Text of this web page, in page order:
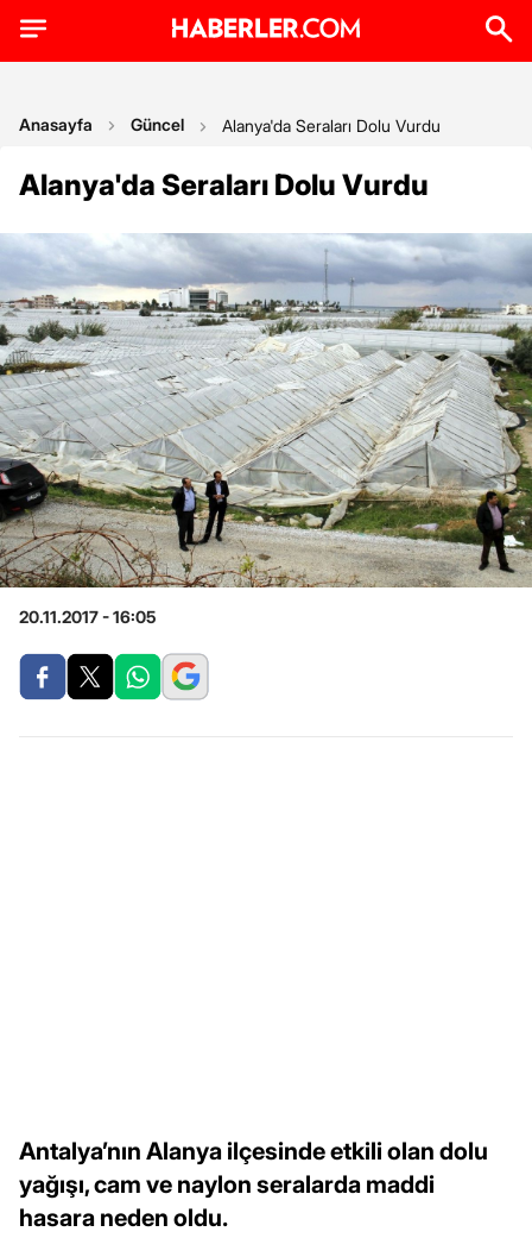
Anasayfa Güncel Alanya'da Seraları Dolu Vurdu
Alanya'da Seraları Dolu Vurdu
20.11.2017 - 16:05
Antalya’nın Alanya ilçesinde etkili olan dolu
yağışı, cam ve naylon seralarda maddi
hasara neden oldu.